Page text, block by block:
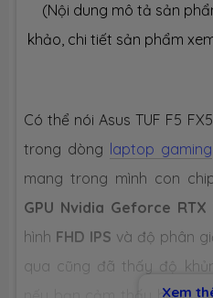
Dung lượng SSD 512GB
Số slot 2 slot
VGA tích
Intel® Iris
(Nội dung mô tả sản
khảo, chi tiết sản phẩm
Có thể nói Asus TUF F5
trong dòng laptop gaming
mang trong mình con
GPU Nvidia Geforce
hình FHD IPS và độ phân
qua cũng đã thấy độ
Xem